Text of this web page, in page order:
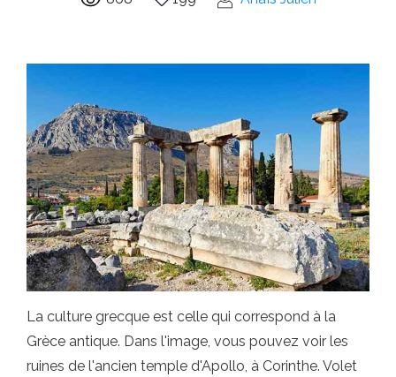
La culture grecque est celle qui correspond à la
Grèce antique. Dans l'image, vous pouvez voir les
ruines de l'ancien temple d'Apollo, à Corinthe. Volet